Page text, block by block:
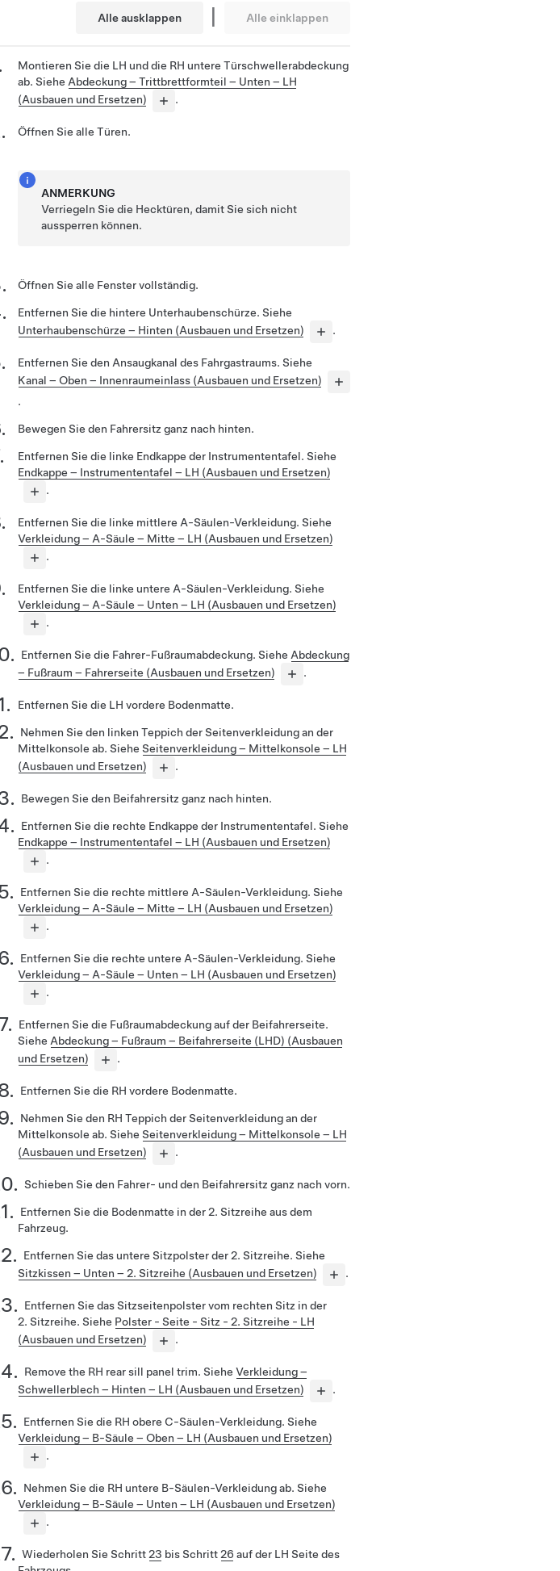
Alle ausklappen | Alle einklappen
Montieren Sie die LH und die RH untere Türschwellerabdeckung
ab. Siehe Abdeckung – Trittbrettformteil – Unten – LH
(Ausbauen und Ersetzen)
.
Öffnen Sie alle Türen.
ANMERKUNG
Verriegeln Sie die Hecktüren, damit Sie sich nicht
aussperren können.
Öffnen Sie alle Fenster vollständig.
Entfernen Sie die hintere Unterhaubenschürze. Siehe
Unterhaubenschürze – Hinten (Ausbauen und Ersetzen)
.
Entfernen Sie den Ansaugkanal des Fahrgastraums. Siehe
Kanal – Oben – Innenraumeinlass (Ausbauen und Ersetzen)
.
Bewegen Sie den Fahrersitz ganz nach hinten.
Entfernen Sie die linke Endkappe der Instrumententafel. Siehe
Endkappe – Instrumententafel – LH (Ausbauen und Ersetzen)
.
Entfernen Sie die linke mittlere A-Säulen-Verkleidung. Siehe
Verkleidung – A-Säule – Mitte – LH (Ausbauen und Ersetzen)
.
Entfernen Sie die linke untere A-Säulen-Verkleidung. Siehe
Verkleidung – A-Säule – Unten – LH (Ausbauen und Ersetzen)
.
Entfernen Sie die Fahrer-Fußraumabdeckung. Siehe Abdeckung
– Fußraum – Fahrerseite (Ausbauen und Ersetzen)
.
Entfernen Sie die LH vordere Bodenmatte.
Nehmen Sie den linken Teppich der Seitenverkleidung an der
Mittelkonsole ab. Siehe Seitenverkleidung – Mittelkonsole – LH
(Ausbauen und Ersetzen)
.
Bewegen Sie den Beifahrersitz ganz nach hinten.
Entfernen Sie die rechte Endkappe der Instrumententafel. Siehe
Endkappe – Instrumententafel – LH (Ausbauen und Ersetzen)
.
Entfernen Sie die rechte mittlere A-Säulen-Verkleidung. Siehe
Verkleidung – A-Säule – Mitte – LH (Ausbauen und Ersetzen)
.
Entfernen Sie die rechte untere A-Säulen-Verkleidung. Siehe
Verkleidung – A-Säule – Unten – LH (Ausbauen und Ersetzen)
.
Entfernen Sie die Fußraumabdeckung auf der Beifahrerseite.
Siehe Abdeckung – Fußraum – Beifahrerseite (LHD) (Ausbauen
und Ersetzen)
.
Entfernen Sie die RH vordere Bodenmatte.
Nehmen Sie den RH Teppich der Seitenverkleidung an der
Mittelkonsole ab. Siehe Seitenverkleidung – Mittelkonsole – LH
(Ausbauen und Ersetzen)
.
Schieben Sie den Fahrer- und den Beifahrersitz ganz nach vorn.
Entfernen Sie die Bodenmatte in der 2. Sitzreihe aus dem
Fahrzeug.
Entfernen Sie das untere Sitzpolster der 2. Sitzreihe. Siehe
Sitzkissen – Unten – 2. Sitzreihe (Ausbauen und Ersetzen)
.
Entfernen Sie das Sitzseitenpolster vom rechten Sitz in der
2. Sitzreihe. Siehe Polster - Seite - Sitz - 2. Sitzreihe - LH
(Ausbauen und Ersetzen)
.
Remove the RH rear sill panel trim. Siehe Verkleidung –
Schwellerblech – Hinten – LH (Ausbauen und Ersetzen)
.
Entfernen Sie die RH obere C-Säulen-Verkleidung. Siehe
Verkleidung – B-Säule – Oben – LH (Ausbauen und Ersetzen)
.
Nehmen Sie die RH untere B-Säulen-Verkleidung ab. Siehe
Verkleidung – B-Säule – Unten – LH (Ausbauen und Ersetzen)
.
Wiederholen Sie Schritt23 bis Schritt26auf der LH Seite des